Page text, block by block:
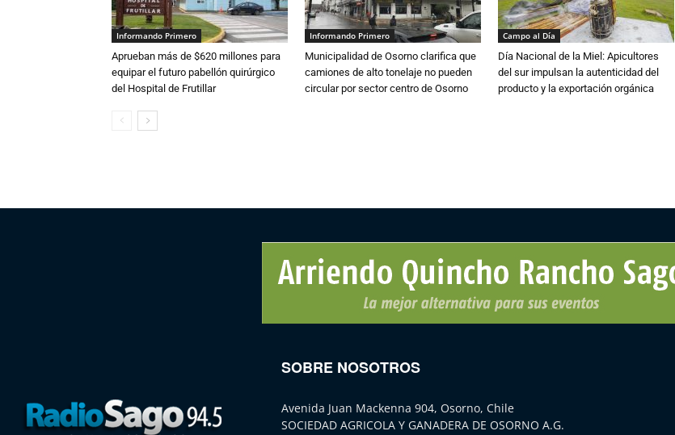
Informando Primero
Aprueban más de $620 millones para
equipar el futuro pabellón quirúrgico
del Hospital de Frutillar
Informando Primero
Municipalidad de Osorno clarifica que
camiones de alto tonelaje no pueden
circular por sector centro de Osorno
Campo al Día
Día Nacional de la Miel: Apicultores
del sur impulsan la autenticidad del
producto y la exportación orgánica
SOBRE NOSOTROS
Avenida Juan Mackenna 904, Osorno, Chile
SOCIEDAD AGRICOLA Y GANADERA DE OSORNO A.G.